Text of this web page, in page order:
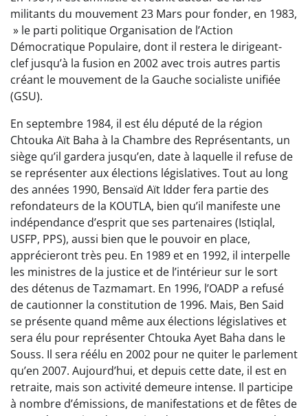
militants du mouvement 23 Mars pour fonder, en 1983,
» le parti politique Organisation de l’Action
Démocratique Populaire, dont il restera le dirigeant-
clef jusqu’à la fusion en 2002 avec trois autres partis
créant le mouvement de la Gauche socialiste unifiée
(GSU).
En septembre 1984, il est élu député de la région
Chtouka Aït Baha à la Chambre des Représentants, un
siège qu’il gardera jusqu’en, date à laquelle il refuse de
se représenter aux élections législatives. Tout au long
des années 1990, Bensaïd Aït Idder fera partie des
refondateurs de la KOUTLA, bien qu’il manifeste une
indépendance d’esprit que ses partenaires (Istiqlal,
USFP, PPS), aussi bien que le pouvoir en place,
apprécieront très peu. En 1989 et en 1992, il interpelle
les ministres de la justice et de l’intérieur sur le sort
des détenus de Tazmamart. En 1996, l’OADP a refusé
de cautionner la constitution de 1996. Mais, Ben Said
se présente quand même aux élections législatives et
sera élu pour représenter Chtouka Ayet Baha dans le
Souss. Il sera réélu en 2002 pour ne quiter le parlement
qu’en 2007. Aujourd’hui, et depuis cette date, il est en
retraite, mais son activité demeure intense. Il participe
à nombre d’émissions, de manifestations et de fêtes de